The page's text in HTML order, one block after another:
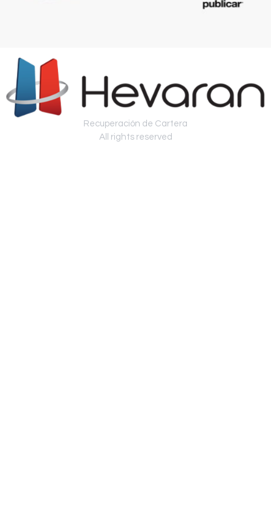
Recuperación de Cartera
All rights reserved